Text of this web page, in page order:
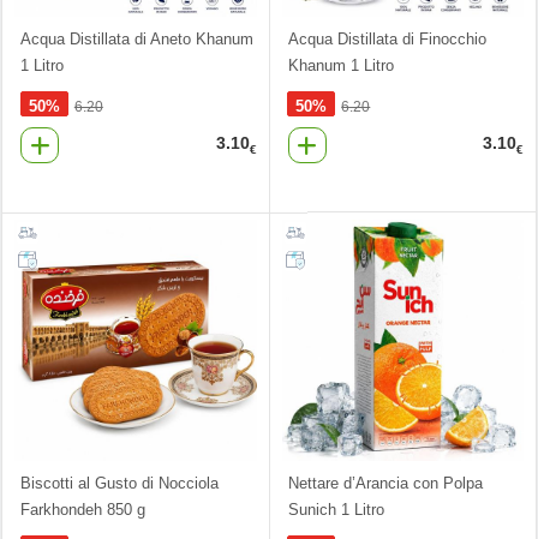
Acqua Distillata di Aneto Khanum
1 Litro
50% 6.20
3.10€
Acqua Distillata di Finocchio
Khanum 1 Litro
50% 6.20
3.10€
Biscotti al Gusto di Nocciola
Farkhondeh 850 g
Nettare d’Arancia con Polpa
Sunich 1 Litro